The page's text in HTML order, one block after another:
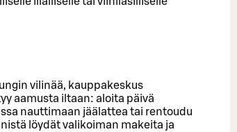
vilinää, kauppakeskus
aamusta iltaan: aloita päivä
nauttimaan jäälattea tai rentoudu
löydät valikoiman makeita ja